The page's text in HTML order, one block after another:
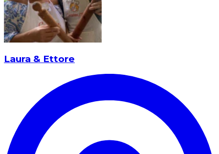
Laura & Ettore